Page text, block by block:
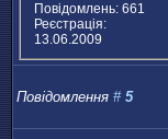
Повідомлень: 661
Реєстрація:
13.06.2009
Повідомлення # 5